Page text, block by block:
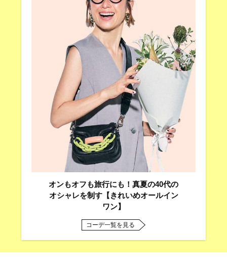
オンもオフも旅行にも！真夏の40代の
オシャレを制す【きれいめオールイン
ワン】
コーデ一覧を見る